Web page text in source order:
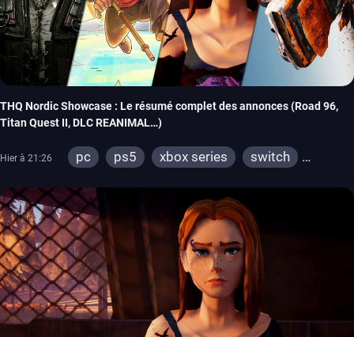
THQ Nordic Showcase : Le résumé complet des annonces (Road 96,
Titan Quest II, DLC REANIMAL…)
Hier à 21:26 pc ps5 xbox series
switch